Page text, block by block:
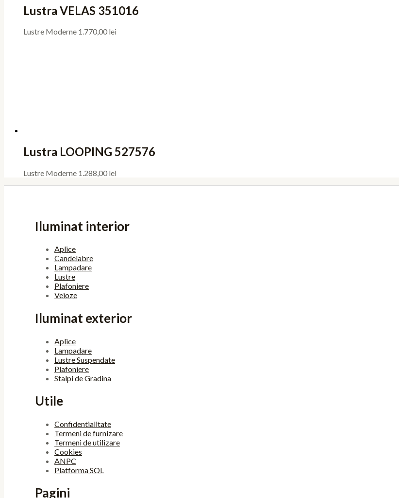
Lustra VELAS 351016
Lustre Moderne 1.770,00 lei
Lustra LOOPING 527576
Lustre Moderne 1.288,00 lei
Iluminat interior
Aplice
Candelabre
Lampadare
Lustre
Plafoniere
Veioze
Iluminat exterior
Aplice
Lampadare
Lustre Suspendate
Plafoniere
Stalpi de Gradina
Utile
Confidentialitate
Termeni de furnizare
Termeni de utilizare
Cookies
ANPC
Platforma SOL
Pagini